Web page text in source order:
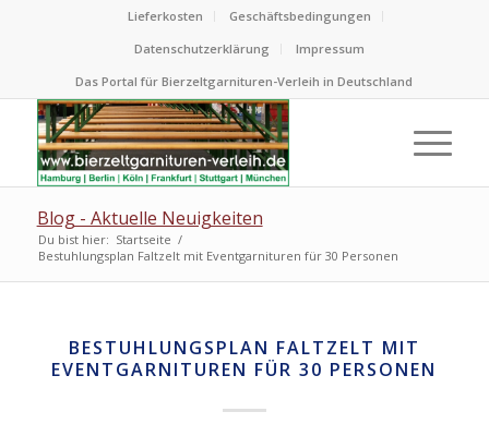
Lieferkosten
Geschäftsbedingungen
Datenschutzerklärung
Impressum
Das Portal für Bierzeltgarnituren-Verleih in Deutschland
Blog - Aktuelle Neuigkeiten
Du bist hier: Startseite /
Bestuhlungsplan Faltzelt mit Eventgarnituren für 30 Personen
BESTUHLUNGSPLAN FALTZELT MIT
EVENTGARNITUREN FÜR 30 PERSONEN